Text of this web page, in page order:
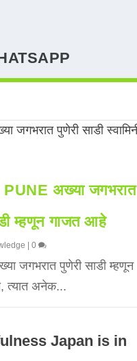
अख्या जगभरात
म्हणून गाजत आहे
|0
जगभरात पुणेरी साडी म्हणून
त्यात अनेक...
Japan is in